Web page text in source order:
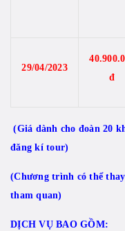
29/04/2023
đ
(Giá dành cho đoàn 20
đăng kí tour)
(Chương trình có thể
tham quan)
DỊCH VỤ BAO GỒM: